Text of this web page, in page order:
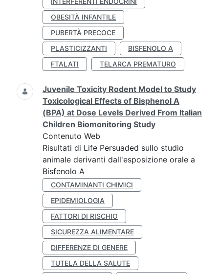
OBESITÀ INFANTILE
PUBERTÀ PRECOCE
PLASTICIZZANTI
BISFENOLO A
FTALATI
TELARCA PREMATURO
Juvenile Toxicity Rodent Model to Study
Toxicological Effects of Bisphenol A
(BPA) at Dose Levels Derived From Italian
Children Biomonitoring Study
Contenuto Web
Risultati di Life Persuaded sullo studio
animale derivanti dall'esposizione orale a
Bisfenolo A
CONTAMINANTI CHIMICI
EPIDEMIOLOGIA
FATTORI DI RISCHIO
SICUREZZA ALIMENTARE
DIFFERENZE DI GENERE
TUTELA DELLA SALUTE